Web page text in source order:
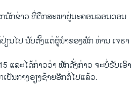
ນັກ​ຂ່າວ ທີ່​ຕຶກ​ສະ​ພາຢູ່ນະ​ຄອນລອນດອນ
ຽນ​ໄປ ນັບ​ຕັ້ງ​ແຕ່​ຜູ້​ນຳ​ຂອງ​ພັກ ທ່ານ ເຈ​ຣາ​
ແລະ​ໄດ້​ກ່າວ​ວ່າ ພັກ​ດັ່ງ​ກ່າວ ຈະ​ບໍ່​ຮັບ​ເອົາ​
ປັນ​ກາງອຽງ​ຊ້າຍ​ອີກ​ຕໍ່​ໄປ​ແລ້ວ​.